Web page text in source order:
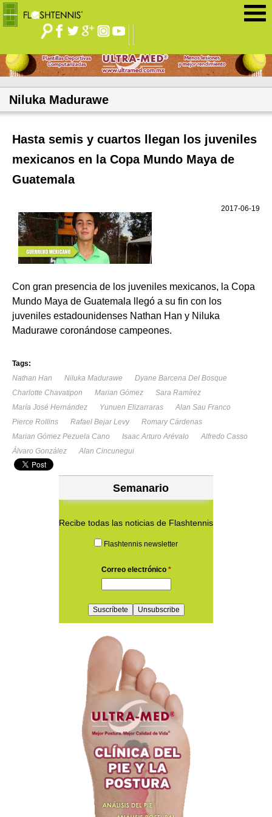
Niluka Madurawe
Hasta semis y cuartos llegan los juveniles
mexicanos en la Copa Mundo Maya de
Guatemala
2017-06-19
Con gran presencia de los juveniles mexicanos, la Copa
Mundo Maya de Guatemala llegó a su fin con los
juveniles estadounidenses Nathan Han y Niluka
Madurawe coronándose campeones.
Tags:
Nathan Han
Niluka Madurawe
Dyane Barcena Del Bosque
Charlotte Chavatipon
Marian Gómez
Sara Ramírez
María José Hernández
Yunuen Elizarraras
Alan Sau Franco
Pierce Rollins
Rafael Bejar Levy
Romary Cárdenas
Marian Gómez Pezuela Cano
Isaac Arturo Arévalo
Alfredo Casso
Álvaro González
Alan Cincunegui
Semanario
Recibe todas las noticias de Flashtennis
Flashtennis newsletter
Correo electrónico *